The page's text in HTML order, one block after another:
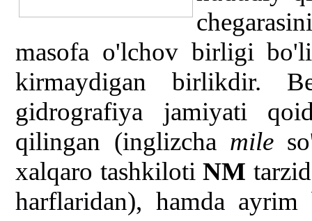
masofa o'lchov birligi
kirmaydigan birlikdir.
gidrografiya jamiyati
qilingan (inglizcha mile
xalqaro tashkilotiNM
harflaridan), hamda